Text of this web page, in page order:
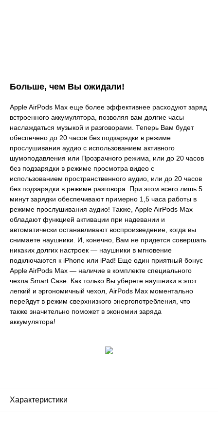
Больше, чем Вы ожидали!
Apple AirPods Max еще более эффективнее расходуют заряд
встроенного аккумулятора, позволяя вам долгие часы
наслаждаться музыкой и разговорами. Теперь Вам будет
обеспечено до 20 часов без подзарядки в режиме
прослушивания аудио с использованием активного
шумоподавления или Прозрачного режима, или до 20 часов
без подзарядки в режиме просмотра видео с
использованием пространственного аудио, или до 20 часов
без подзарядки в режиме разговора. При этом всего лишь 5
минут зарядки обеспечивают примерно 1,5 часа работы в
режиме прослушивания аудио! Также, Apple AirPods Max
обладают функцией активации при надевании и
автоматически останавливают воспроизведение, когда вы
снимаете наушники. И, конечно, Вам не придется совершать
никаких долгих настроек — наушники в мгновение
подключаются к iPhone или iPad! Еще один приятный бонус
Apple AirPods Max — наличие в комплекте специального
чехла Smart Case. Как только Вы уберете наушники в этот
легкий и эргономичный чехол, AirPods Max моментально
перейдут в режим сверхнизкого энергопотребления, что
также значительно поможет в экономии заряда
аккумулятора!
Характеристики